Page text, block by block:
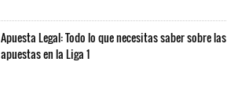
Apuesta Legal: Todo lo que necesitas saber sobre las
apuestas en la Liga 1